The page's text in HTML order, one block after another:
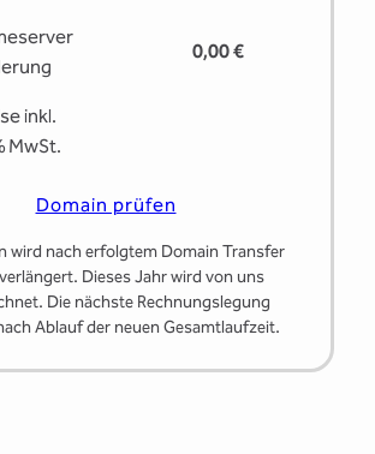
0,00 €
inkl.
MwSt.
Domain prüfen
wird nach erfolgtem Domain Transfer
Dieses Jahr wird von uns
Die nächste Rechnungslegung
Ablauf der neuen Gesamtlaufzeit.